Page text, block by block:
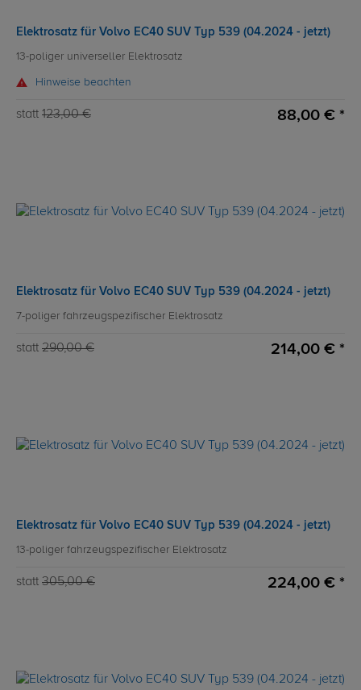
Elektrosatz für Volvo EC40 SUV Typ 539 (04.2024 - jetzt)
13-poliger universeller Elektrosatz
Hinweise beachten
statt 123,00 € 88,00 € *
Elektrosatz für Volvo EC40 SUV Typ 539 (04.2024 - jetzt)
7-poliger fahrzeugspezifischer Elektrosatz
statt 290,00 € 214,00 € *
Elektrosatz für Volvo EC40 SUV Typ 539 (04.2024 - jetzt)
13-poliger fahrzeugspezifischer Elektrosatz
statt 305,00 € 224,00 € *